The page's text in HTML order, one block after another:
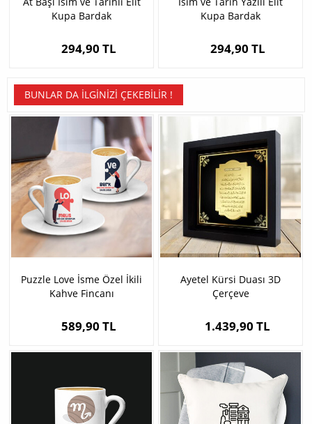
Kupa Bardak
294,90 TL
Kupa Bardak
294,90 TL
BUNLAR DA İLGINIZI ÇEKEBILIR !
Puzzle Love İsme Özel İkili
Kahve Fincanı
589,90 TL
Ayetel Kürsi Duası 3D
Çerçeve
1.439,90 TL